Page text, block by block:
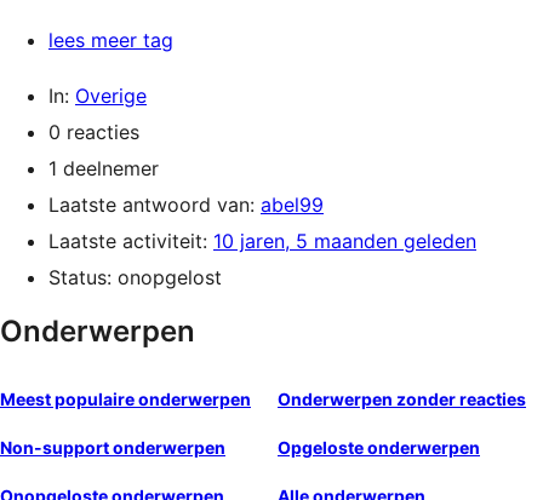
lees meer tag
In: Overige
0 reacties
1 deelnemer
Laatste antwoord van: abel99
Laatste activiteit: 10 jaren, 5 maanden geleden
Status: onopgelost
Onderwerpen
Meest populaire onderwerpen Onderwerpen zonder reacties
Non-support onderwerpen Opgeloste onderwerpen
Onopgeloste onderwerpen Alle onderwerpen